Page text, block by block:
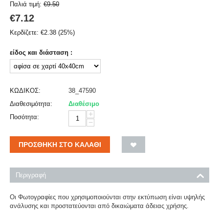
Παλιά τιμή: €9.50
€7.12
Κερδίζετε: €2.38 (25%)
είδος και διάσταση :
ΚΩΔΙΚΟΣ:
38_47590
Διαθεσιμότητα:
Διαθέσιμο
Ποσότητα:
+
−
ΠΡΟΣΘΉΚΗ ΣΤΟ ΚΑΛΆΘΙ
Περιγραφή
Οι Φωτογραφίες που χρησιμοποιούνται στην εκτύπωση είναι υψηλής
ανάλυσης και προστατεύονται από δικαιώματα άδειας χρήσης.